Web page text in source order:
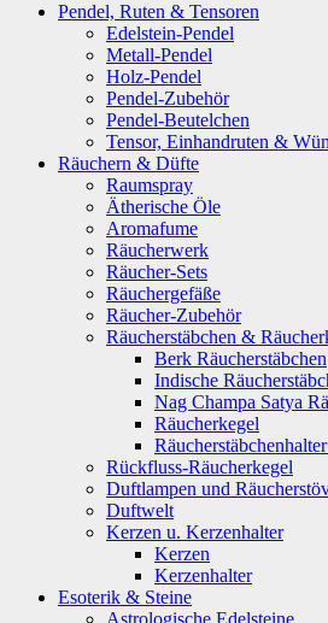
Pendel, Ruten & Tensoren
Edelstein-Pendel
Metall-Pendel
Holz-Pendel
Pendel-Zubehör
Pendel-Beutelchen
Tensor, Einhandruten &
Räuchern & Düfte
Raumspray
Ätherische Öle
Aromafume
Räucherwerk
Räucher-Sets
Räuchergefäße
Räucher-Zubehör
Räucherstäbchen &
Berk Räucherstäbchen
Indische
Nag Champa Satya
Räucherkegel
Rückfluss-Räucherkegel
Duftlampen und
Duftwelt
Kerzen u. Kerzenhalter
Kerzen
Kerzenhalter
Esoterik & Steine